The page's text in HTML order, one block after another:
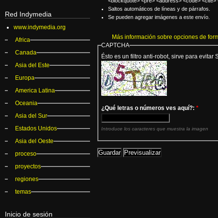
Saltos automáticos de líneas y de párrafos.
Se pueden agregar imágenes a este envío.
Más información sobre opciones de
CAPTCHA
Ésto es un filtro anti-robot, sirve para evitar
¿Qué letras o números ves aquí?: *
Introduce los caracteres que muestra la imagen
Red Indymedia
www.indymedia.org
Africa
Canada
Asia del Este
Europa
America Latina
Oceania
Asia del Sur
Estados Unidos
Asia del Oeste
proceso
proyectos
regiones
temas
Inicio de sesión